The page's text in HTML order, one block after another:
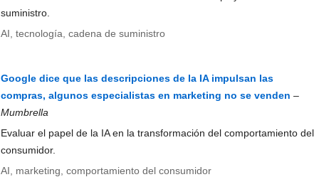
suministro.
AI, tecnología, cadena de suministro
Google dice que las descripciones de la IA impulsan las
compras, algunos especialistas en marketing no se venden –
Mumbrella
Evaluar el papel de la IA en la transformación del comportamiento del
consumidor.
AI, marketing, comportamiento del consumidor